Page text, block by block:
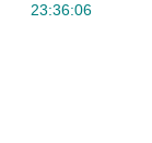
由，实时共
23:36:06